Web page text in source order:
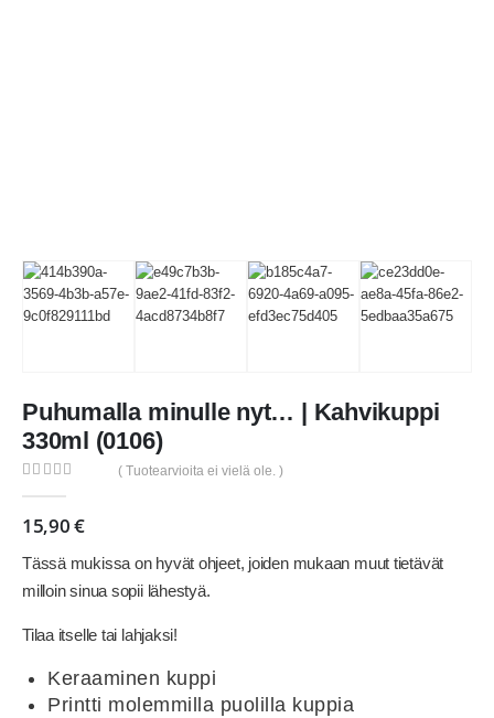
Puhumalla minulle nyt… | Kahvikuppi
330ml (0106)
( Tuotearvioita ei vielä ole. )
15,90€
Tässä mukissa on hyvät ohjeet, joiden mukaan muut tietävät
milloin sinua sopii lähestyä.
Tilaa itselle tai lahjaksi!
Keraaminen kuppi
Printti molemmilla puolilla kuppia